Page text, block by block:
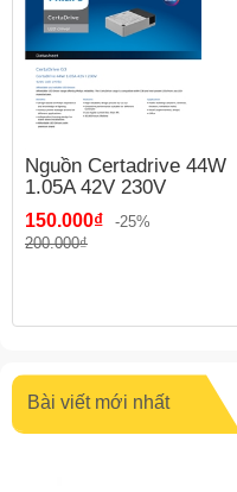
Nguồn Certadrive 44W
1.05A 42V 230V
150.000₫
-25%
200.000₫
Bài viết mới nhất